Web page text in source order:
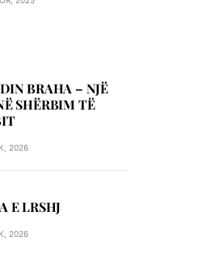
BRAHA – NJЁ
SHЁRBIM TЁ
2026
E LRSHJ
2026